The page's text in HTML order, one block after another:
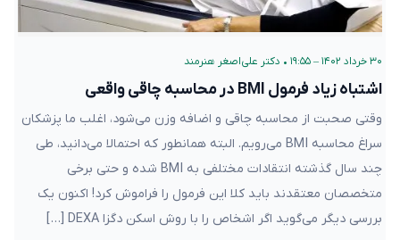
۳۰ خرداد ۱۴۰۲ – ۱۹:۵۵ • دکتر علی‌اصغر هنرمند
اشتباه زیاد فرمول BMI در محاسبه چاقی واقعی
وقتی صحبت از محاسبه چاقی و اضافه وزن می‌شود، اغلب ما پزشکان
سراغ محاسبه BMI می‌رویم. البته همانطور که احتمالا می‌دانید، طی
چند سال گذشته انتقادات مختلفی به BMI شده و حتی برخی
متخصصان معتقدند باید کلا این فرمول را فراموش کرد! اکنون یک
بررسی دیگر می‌گوید اگر اشخاص را با روش اسکن دگزا DEXA […]